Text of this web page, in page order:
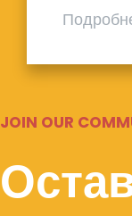
JOIN OUR